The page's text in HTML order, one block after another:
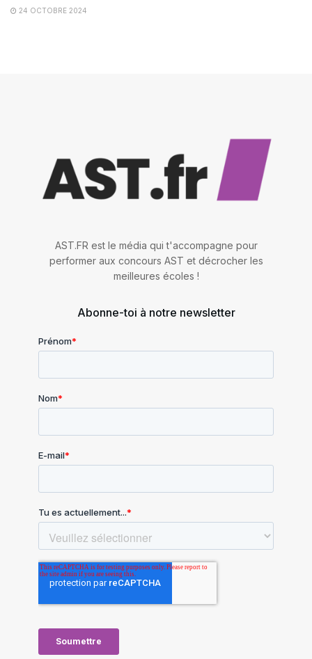
24 OCTOBRE 2024
AST.FR est le média qui t'accompagne pour
performer aux concours AST et décrocher les
meilleures écoles !
Abonne-toi à notre newsletter